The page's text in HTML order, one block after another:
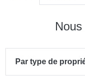
Par type de